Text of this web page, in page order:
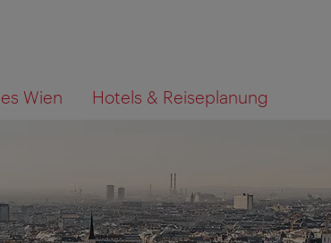
Wien Hotels & Reiseplanung